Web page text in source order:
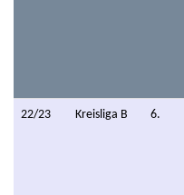
22/23 Kreisliga B 6.